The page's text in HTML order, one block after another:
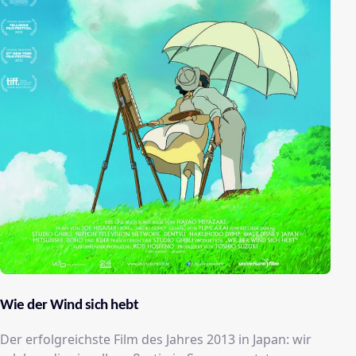
Wie der Wind sich hebt
Der erfolgreichste Film des Jahres 2013 in Japan: wir